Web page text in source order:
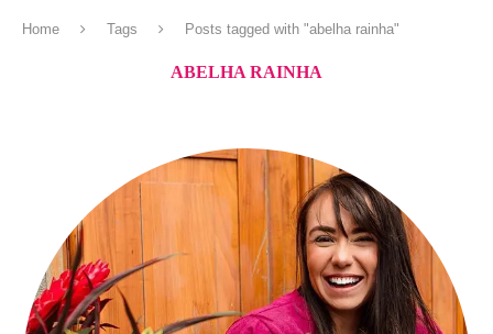
Home Tags Posts tagged with "abelha rainha"
ABELHA RAINHA